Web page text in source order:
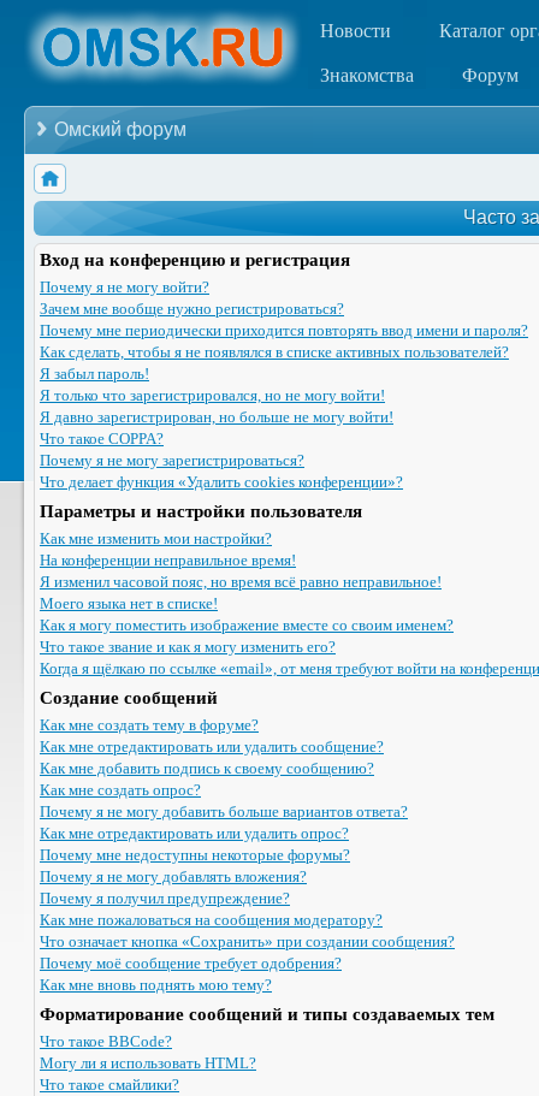
Новости Каталог
Знакомства Форум
Омский форум
Часто
Вход на конференцию и регистрация
Почему я не могу войти?
Зачем мне вообще нужно регистрироваться?
Почему мне периодически приходится повторять ввод имени и пароля?
Как сделать, чтобы я не появлялся в списке активных пользователей?
Я забыл пароль!
Я только что зарегистрировался, но не могу войти!
Я давно зарегистрирован, но больше не могу войти!
Что такое COPPA?
Почему я не могу зарегистрироваться?
Что делает функция «Удалить cookies конференции»?
Параметры и настройки пользователя
Как мне изменить мои настройки?
На конференции неправильное время!
Я изменил часовой пояс, но время всё равно неправильное!
Моего языка нет в списке!
Как я могу поместить изображение вместе со своим именем?
Что такое звание и как я могу изменить его?
Когда я щёлкаю по ссылке «email», от меня требуют войти на
Создание сообщений
Как мне создать тему в форуме?
Как мне отредактировать или удалить сообщение?
Как мне добавить подпись к своему сообщению?
Как мне создать опрос?
Почему я не могу добавить больше вариантов ответа?
Как мне отредактировать или удалить опрос?
Почему мне недоступны некоторые форумы?
Почему я не могу добавлять вложения?
Почему я получил предупреждение?
Как мне пожаловаться на сообщения модератору?
Что означает кнопка «Сохранить» при создании сообщения?
Почему моё сообщение требует одобрения?
Как мне вновь поднять мою тему?
Форматирование сообщений и типы создаваемых тем
Что такое BBCode?
Могу ли я использовать HTML?
Что такое смайлики?